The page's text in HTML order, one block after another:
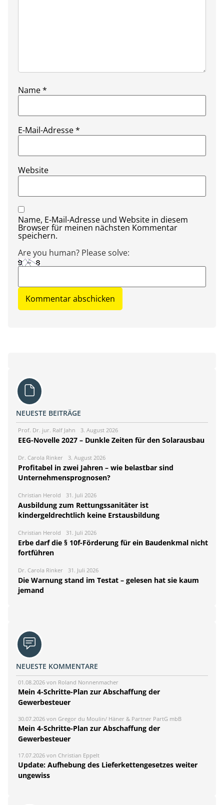
Name*
E-Mail-Adresse*
Website
Name, E-Mail-Adresse und Website in diesem
Browser für meinen nächsten Kommentar
speichern.
Are you human? Please solve:
NEUESTE BEITRÄGE
Prof. Dr. jur. Ralf Jahn 3. August 2026
EEG-Novelle 2027 – Dunkle Zeiten für den Solarausbau
Dr. Carola Rinker 3. August 2026
Profitabel in zwei Jahren – wie belastbar sind
Unternehmensprognosen?
Christian Herold 31. Juli 2026
Ausbildung zum Rettungssanitäter ist
kindergeldrechtlich keine Erstausbildung
Christian Herold 31. Juli 2026
Erbe darf die § 10f-Förderung für ein Baudenkmal nicht
fortführen
Dr. Carola Rinker 31. Juli 2026
Die Warnung stand im Testat – gelesen hat sie kaum
jemand
NEUESTE KOMMENTARE
01.08.2026 von Roland Nonnenmacher
Mein 4-Schritte-Plan zur Abschaffung der
Gewerbesteuer
30.07.2026 von Gregor du Moulin/ Häner & Partner PartG mbB
Mein 4-Schritte-Plan zur Abschaffung der
Gewerbesteuer
17.07.2026 von Christian Eppelt
Update: Aufhebung des Lieferkettengesetzes weiter
ungewiss